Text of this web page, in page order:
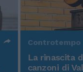
Controtempo
La rinascita
canzoni di